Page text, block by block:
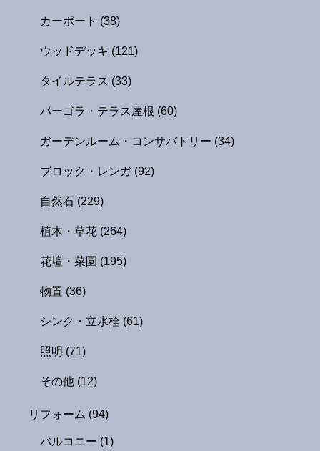
カーポート (38)
ウッドデッキ (121)
タイルテラス (33)
パーゴラ・テラス屋根 (60)
ガーデンルーム・コンサバトリー (34)
ブロック・レンガ (92)
自然石 (229)
植木・草花 (264)
花壇・菜園 (195)
物置 (36)
シンク・立水栓 (61)
照明 (71)
その他 (12)
リフォーム (94)
バルコニー (1)